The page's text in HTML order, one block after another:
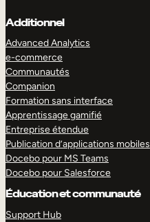
Additionnel
Advanced Analytics
e-commerce
Communautés
Companion
Formation sans interface
Apprentissage gamifié
Entreprise étendue
Publication d’applications mobiles
Docebo pour MS Teams
Docebo pour Salesforce
Éducation et communauté
Support Hub